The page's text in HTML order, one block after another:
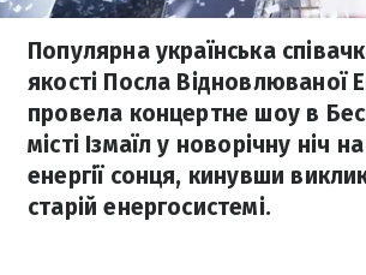
Популярна українська
якості Посла Відновлюваної
провела концертне шоу в
місті Ізмаїл у новорічну ніч
енергії сонця, кинувши
старій енергосистемі.